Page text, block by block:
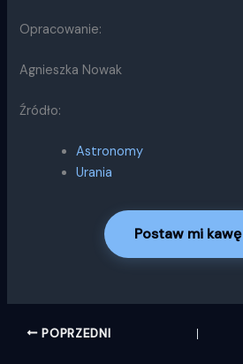
Opracowanie:
Agnieszka Nowak
Źródło:
Astronomy
Urania
Postaw mi kawę
POPRZEDNI